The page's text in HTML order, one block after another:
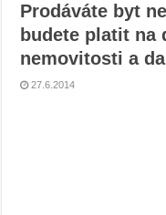
Chutné recepty z cukety
Letní těstovinové saláty
Prodáváte byt
budete platit na
nemovitosti a
27.6.2014